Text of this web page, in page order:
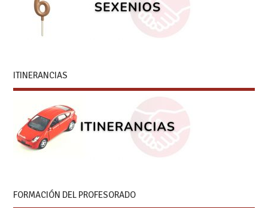
ITINERANCIAS
FORMACIÓN DEL PROFESORADO